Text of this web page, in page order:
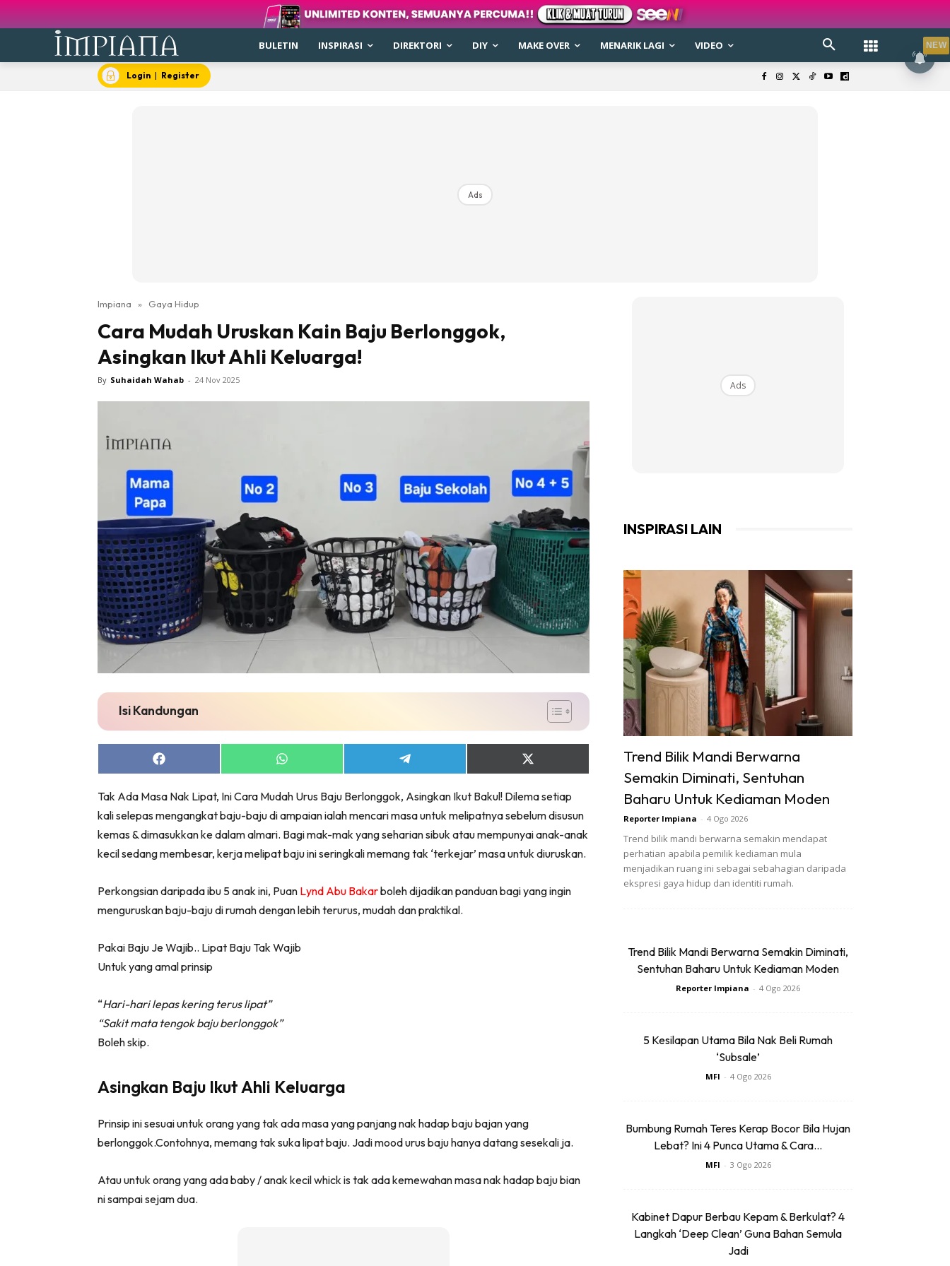
Bilik Tidur
Ruang Makan
Direktori
Interior Design
Landskap
DIY
Bilik Air
Bilik Tidur
Ruang Tamu
Menarik Lagi
Makeover Ruang Selebriti
Destinasi
Video
Ilham Impiana
Ilham Impiana Inspirasi Selebriti
Impiana TV
Impiana MakeOver
BULETIN INSPIRASI DIREKTORI DIY MAKE OVER MENARIK LAGI VIDEO
Login | Register
Ads
Impiana » Gaya Hidup
Cara Mudah Uruskan Kain Baju Berlonggok,
Asingkan Ikut Ahli Keluarga!
By Suhaidah Wahab - 24 Nov 2025
Isi Kandungan
Share
on
Share
on
Share
on
Share
on
(Twitter)
Tak Ada Masa Nak Lipat, Ini Cara Mudah Urus Baju Berlonggok, Asingkan Ikut Bakul! Dilema setiap
kali selepas mengangkat baju-baju di ampaian ialah mencari masa untuk melipatnya sebelum disusun
kemas & dimasukkan ke dalam almari. Bagi mak-mak yang seharian sibuk atau mempunyai anak-anak
kecil sedang membesar, kerja melipat baju ini seringkali memang tak ‘terkejar’ masa untuk diuruskan.
Perkongsian daripada ibu 5 anak ini, Puan Lynd Abu Bakarboleh dijadikan panduan bagi yang ingin
menguruskan baju-baju di rumah dengan lebih terurus, mudah dan praktikal.
Pakai Baju Je Wajib.. Lipat Baju Tak Wajib
Untuk yang amal prinsip
“Hari-hari lepas kering terus lipat”
“Sakit mata tengok baju berlonggok”
Boleh skip.
Asingkan Baju Ikut Ahli Keluarga
Prinsip ini sesuai untuk orang yang tak ada masa yang panjang nak hadap baju bajan yang
berlonggok.Contohnya, memang tak suka lipat baju. Jadi mood urus baju hanya datang sesekali ja.
Atau untuk orang yang ada baby / anak kecil whick is tak ada kemewahan masa nak hadap baju bian
ni sampai sejam dua.
Ads
INSPIRASI LAIN
Trend Bilik Mandi Berwarna
Semakin Diminati, Sentuhan
Baharu Untuk Kediaman Moden
Reporter Impiana - 4 Ogo 2026
Trend bilik mandi berwarna semakin mendapat
perhatian apabila pemilik kediaman mula
menjadikan ruang ini sebagai sebahagian daripada
ekspresi gaya hidup dan identiti rumah.
Trend Bilik Mandi Berwarna Semakin Diminati,
Sentuhan Baharu Untuk Kediaman Moden
Reporter Impiana - 4 Ogo 2026
5 Kesilapan Utama Bila Nak Beli Rumah
‘Subsale’
MFI - 4 Ogo 2026
Bumbung Rumah Teres Kerap Bocor Bila Hujan
Lebat? Ini 4 Punca Utama & Cara...
MFI - 3 Ogo 2026
Kabinet Dapur Berbau Kepam & Berkulat? 4
Langkah ‘Deep Clean’ Guna Bahan Semula
Jadi
NEW